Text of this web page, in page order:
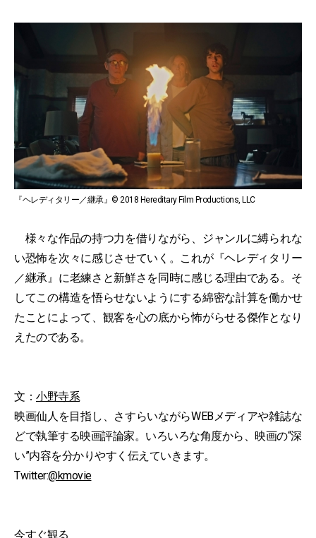
『ヘレディタリー／継承』© 2018 Hereditary Film Productions, LLC
様々な作品の持つ力を借りながら、ジャンルに縛られな
い恐怖を次々に感じさせていく。これが『ヘレディタリー
／継承』に老練さと新鮮さを同時に感じる理由である。そ
してこの構造を悟らせないようにする綿密な計算を働かせ
たことによって、観客を心の底から怖がらせる傑作となり
えたのである。
文： 小野寺系
映画仙人を目指し、さすらいながらWEBメディアや雑誌な
どで執筆する映画評論家。いろいろな角度から、映画の“深
い”内容を分かりやすく伝えていきます。
Twitter:@kmovie
今すぐ観る